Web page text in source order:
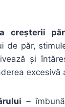
creșterii
de păr,
și
excesivă
–